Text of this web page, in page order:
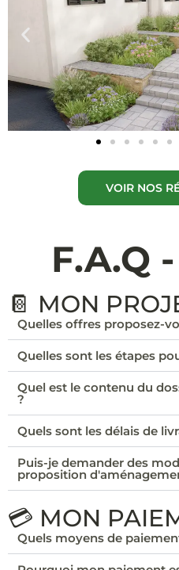
VOIR NOS
F.A.Q
📔 MON
Quelles offres proposez-
Quelles sont les étapes
Quel est le contenu du
?
Quels sont les délais de
Puis-je demander des
proposition
💳 MON
Quels moyens de